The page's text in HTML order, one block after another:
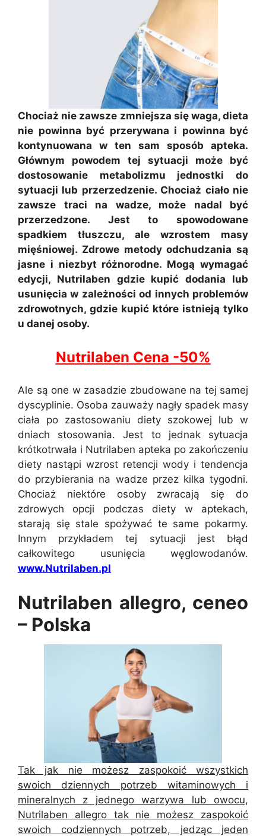
Chociaż nie zawsze zmniejsza się waga, dieta
nie powinna być przerywana i powinna być
kontynuowana w ten sam sposób apteka.
Głównym powodem tej sytuacji może być
dostosowanie metabolizmu jednostki do
sytuacji lub przerzedzenie. Chociaż ciało nie
zawsze traci na wadze, może nadal być
przerzedzone. Jest to spowodowane
spadkiem tłuszczu, ale wzrostem masy
mięśniowej. Zdrowe metody odchudzania są
jasne i niezbyt różnorodne. Mogą wymagać
edycji, Nutrilaben gdzie kupić dodania lub
usunięcia w zależności od innych problemów
zdrowotnych, gdzie kupić które istnieją tylko
u danej osoby.
Nutrilaben Cena -50%
Ale są one w zasadzie zbudowane na tej samej
dyscyplinie. Osoba zauważy nagły spadek masy
ciała po zastosowaniu diety szokowej lub w
dniach stosowania. Jest to jednak sytuacja
krótkotrwała i Nutrilaben apteka po zakończeniu
diety nastąpi wzrost retencji wody i tendencja
do przybierania na wadze przez kilka tygodni.
Chociaż niektóre osoby zwracają się do
zdrowych opcji podczas diety w aptekach,
starają się stale spożywać te same pokarmy.
Innym przykładem tej sytuacji jest błąd
całkowitego usunięcia węglowodanów.
www.Nutrilaben.pl
Nutrilaben allegro, ceneo
– Polska
Tak jak nie możesz zaspokoić wszystkich
swoich dziennych potrzeb witaminowych i
mineralnych z jednego warzywa lub owocu,
Nutrilaben allegro tak nie możesz zaspokoić
swoich codziennych potrzeb, jedząc jeden